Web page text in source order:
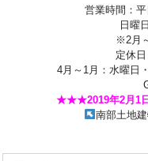
営業時間：
日曜
※2月
定休
4月～1月：水曜日
★★★2019年2月1
南部土地